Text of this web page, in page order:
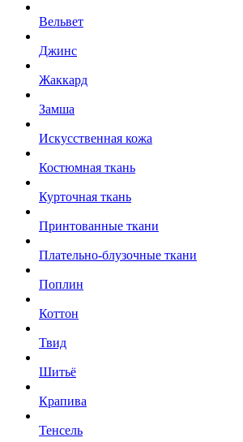
Вельвет
Джинс
Жаккард
Замша
Искусственная кожа
Костюмная ткань
Курточная ткань
Принтованные ткани
Плательно-блузочные ткани
Поплин
Коттон
Твид
Шитьё
Крапива
Тенсель